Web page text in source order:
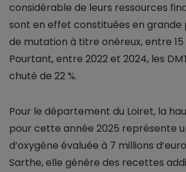
considérable de leurs ressources
sont en effet constituées en grande
de mutation à titre onéreux, entre 15
Pourtant, entre 2022 et 2024, les
chuté de 22 %.
Pour le département du Loiret, la
pour cette année 2025 représente
d’oxygène évaluée à 7 millions
Sarthe, elle génère des recettes